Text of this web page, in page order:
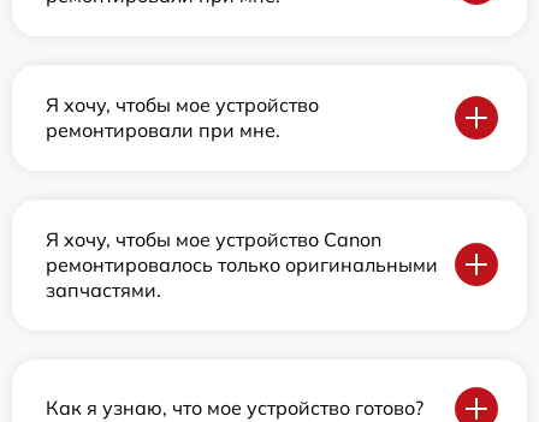
Я хочу, чтобы мое устройство
ремонтировали при мне.
Я хочу, чтобы мое устройство Canon
ремонтировалось только оригинальными
запчастями.
Как я узнаю, что мое устройство готово?